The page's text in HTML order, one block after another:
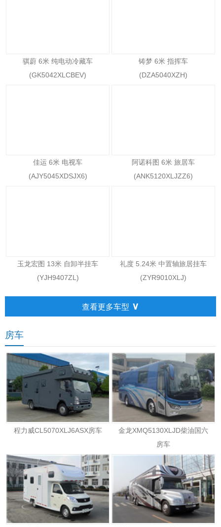
骐蔚 6米 纯电动冷藏车
(GK5042XLCBEV)
铸梦 6米 指挥车
(DZA5040XZH)
佳运 6米 电视车
(AJY5045XDSJX6)
阿诺科图 6米 旅居车
(ANK5120XLJZZ6)
玉龙宏图 13米 自卸半挂车
(YJH9407ZL)
礼度 5.24米 中置轴旅居挂车
(ZYR9010XLJ)
查看更多车型 ∨
房车
程力威CL5070XLJ6ASX房车
金龙XMQ5130XLJD柴油国六
房车